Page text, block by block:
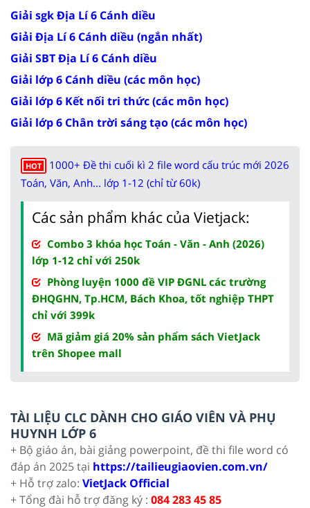
Giải sgk Địa Lí 6 Cánh diều
Giải Địa Lí 6 Cánh diều (ngắn nhất)
Giải SBT Địa Lí 6 Cánh diều
Giải lớp 6 Cánh diều (các môn học)
Giải lớp 6 Kết nối tri thức (các môn học)
Giải lớp 6 Chân trời sáng tạo (các môn học)
HOT
1000+ Đề thi cuối kì 2 file word cấu trúc mới 2026
Toán, Văn, Anh... lớp 1-12 (chỉ từ 60k)
Các sản phẩm khác của Vietjack:
Combo 3 khóa học Toán - Văn - Anh (2026)
lớp 1-12 chỉ với 250k
Phòng luyện 1000 đề VIP ĐGNL các trường
ĐHQGHN, Tp.HCM, Bách Khoa, tốt nghiệp THPT
chỉ với 399k
Mã giảm giá 20% sản phẩm sách VietJack
trên Shopee mall
TÀI LIỆU CLC DÀNH CHO GIÁO VIÊN VÀ PHỤ
HUYNH LỚP 6
+ Bộ giáo án, bài giảng powerpoint, đề thi file word có
đáp án 2025 tại https://tailieugiaovien.com.vn/
+ Hỗ trợ zalo: VietJack Official
+ Tổng đài hỗ trợ đăng ký : 084 283 45 85